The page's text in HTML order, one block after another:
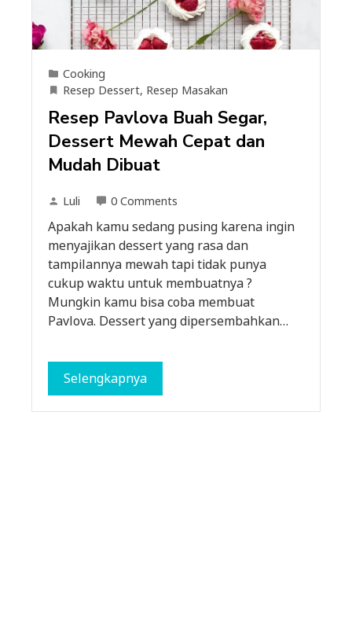
Cooking
Resep Dessert, Resep Masakan
Resep Pavlova Buah Segar,
Dessert Mewah Cepat dan
Mudah Dibuat
Luli 0 Comments
Apakah kamu sedang pusing karena ingin
menyajikan dessert yang rasa dan
tampilannya mewah tapi tidak punya
cukup waktu untuk membuatnya ?
Mungkin kamu bisa coba membuat
Pavlova. Dessert yang dipersembahkan…
Selengkapnya